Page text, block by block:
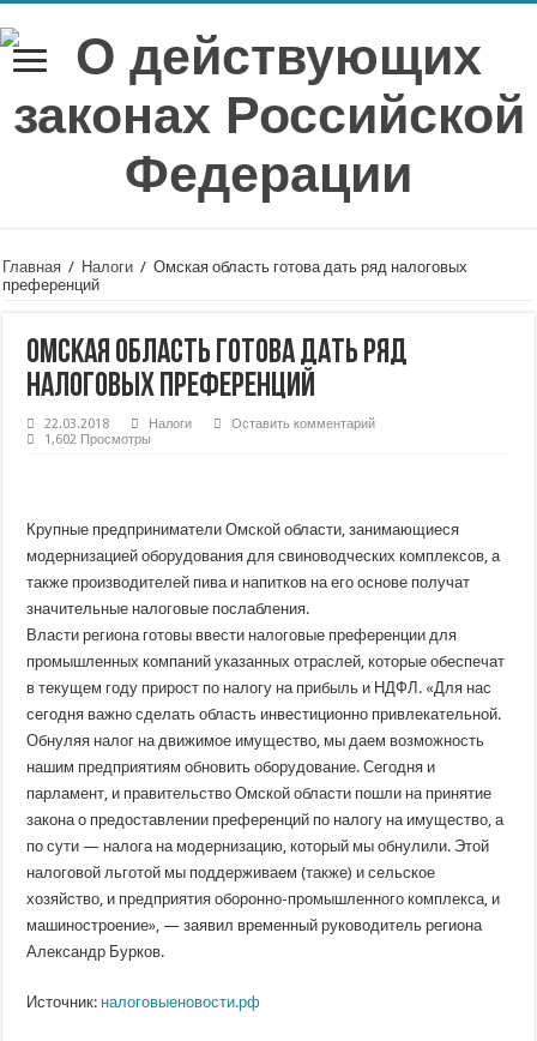
Главная / Налоги / Омская область готова дать ряд налоговых
преференций
Омская область готова дать ряд
налоговых преференций
22.03.2018 Налоги
Оставить комментарий
1,602 Просмотры
Крупные предприниматели Омской области, занимающиеся
модернизацией оборудования для свиноводческих комплексов, а
также производителей пива и напитков на его основе получат
значительные налоговые послабления.
Власти региона готовы ввести налоговые преференции для
промышленных компаний указанных отраслей, которые обеспечат
в текущем году прирост по налогу на прибыль и НДФЛ. «Для нас
сегодня важно сделать область инвестиционно привлекательной.
Обнуляя налог на движимое имущество, мы даем возможность
нашим предприятиям обновить оборудование. Сегодня и
парламент, и правительство Омской области пошли на принятие
закона о предоставлении преференций по налогу на имущество, а
по сути — налога на модернизацию, который мы обнулили. Этой
налоговой льготой мы поддерживаем (также) и сельское
хозяйство, и предприятия оборонно-промышленного комплекса, и
машиностроение», — заявил временный руководитель региона
Александр Бурков.
Источник: налоговыеновости.рф